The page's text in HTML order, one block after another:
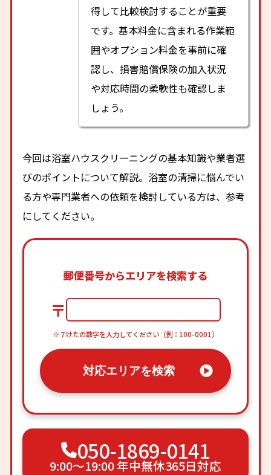
得して比較検討することが重要
です。基本料金に含まれる作業範
囲やオプション料金を事前に確
認し、損害賠償保険の加入状況
や対応時間の柔軟性も確認しま
しょう。
今回は浴室ハウスクリーニングの基本知識や業者選
びのポイントについて解説。浴室の清掃に悩んでい
る方や専門業者への依頼を検討している方は、参考
にしてください。
郵便番号からエリアを検索する
〒
※７けたの数字を入力してください（例：100-0001）
対応エリアを検索
050-1869-0141
9:00〜19:00 年中無休365日対応